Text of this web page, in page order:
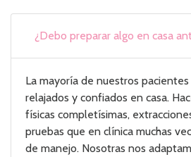
¿Debo preparar algo en casa
La mayoría de nuestros
relajados y confiados en casa.
físicas completísimas,
pruebas que en clínica muchas
de manejo. Nosotras nos